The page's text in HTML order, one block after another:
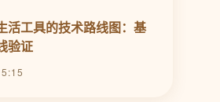
活工具的技术路线图：基
验证